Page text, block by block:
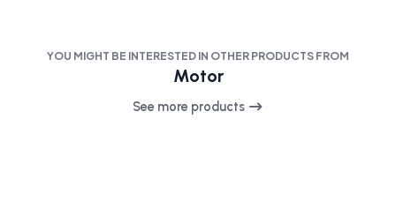
YOU MIGHT BE INTERESTED IN OTHER PRODUCTS FROM
Motor
See more products